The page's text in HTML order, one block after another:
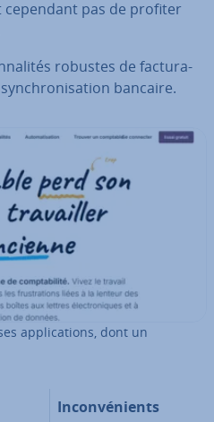
pas de profiter
robustes de fac­tu­ra­
bancaire.
ap­pli­ca­tions, dont un
In­con­vé­nients